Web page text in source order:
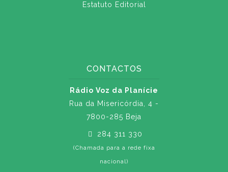
Estatuto Editorial
CONTACTOS
Rádio Voz da Planície
Rua da Misericórdia, 4 -
7800-285 Beja
284 311 330
(Chamada para a rede fixa
nacional)